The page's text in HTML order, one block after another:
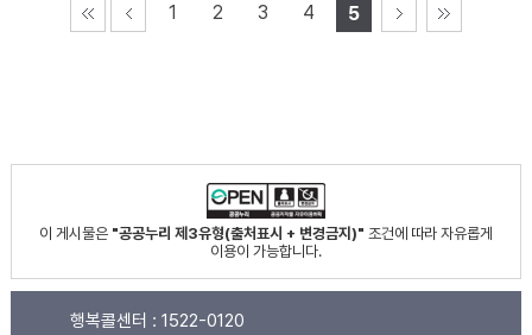
1 2 3 4 5
이 게시물은 "공공누리 제3유형(출처표시 + 변경금지)" 조건에 따라 자유롭게
이용이 가능합니다.
행복콜센터 : 1522-0120